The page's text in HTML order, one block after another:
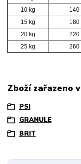
10 kg
140
15 kg
180
20 kg
220
25 kg
260
Zboží zařazeno
PSI
GRANULE
BRIT